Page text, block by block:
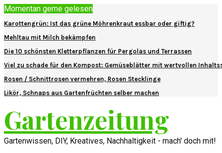
Momentan gerne gelesen
Karottengrün: Ist das grüne Möhrenkraut essbar oder giftig?
Mehltau mit Milch bekämpfen
Die 10 schönsten Kletterpflanzen für Pergolas und Terrassen
Viel zu schade für den Kompost: Gemüseblätter mit wertvollen
Rosen / Schnittrosen vermehren, Rosen Stecklinge
Likör, Schnaps aus Gartenfrüchten selber machen
Gartenzeitung
Gartenwissen, DIY, Kreatives, Nachhaltigkeit - mach' doch mit!